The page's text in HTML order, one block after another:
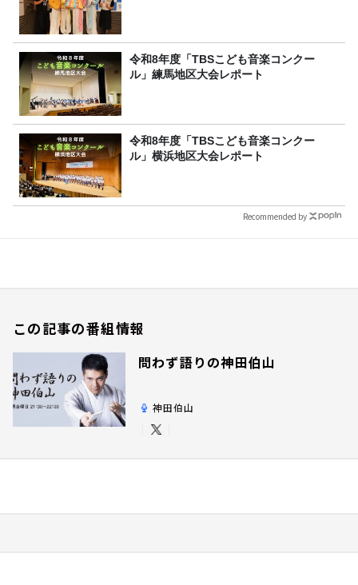
令和8年度「TBSこども音楽コンクー
ル」練馬地区大会レポート
令和8年度「TBSこども音楽コンクー
ル」横浜地区大会レポート
Recommended by
この記事の番組情報
問わず語りの神田伯山
神田伯山